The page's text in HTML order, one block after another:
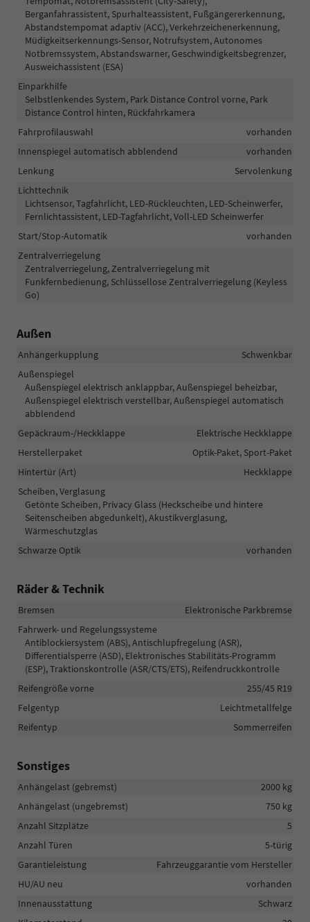
Berganfahrassistent, Spurhalteassistent, Fußgängererkennung,
Abstandstempomat adaptiv (ACC), Verkehrzeichenerkennung,
Müdigkeitserkennungs-Sensor, Notrufsystem, Autonomes
Notbremssystem, Abstandswarner, Geschwindigkeitsbegrenzer,
Ausweichassistent (ESA)
Einparkhilfe
Selbstlenkendes System, Park Distance Control vorne, Park
Distance Control hinten, Rückfahrkamera
Fahrprofilauswahl
vorhanden
Innenspiegel automatisch abblendend
vorhanden
Lenkung
Servolenkung
Lichttechnik
Lichtsensor, Tagfahrlicht, LED-Rückleuchten, LED-Scheinwerfer,
Fernlichtassistent, LED-Tagfahrlicht, Voll-LED Scheinwerfer
Start/Stop-Automatik
vorhanden
Zentralverriegelung
Zentralverriegelung, Zentralverriegelung mit
Funkfernbedienung, Schlüssellose Zentralverriegelung (Keyless
Go)
Außen
Anhängerkupplung
Schwenkbar
Außenspiegel
Außenspiegel elektrisch anklappbar, Außenspiegel beheizbar,
Außenspiegel elektrisch verstellbar, Außenspiegel automatisch
abblendend
Gepäckraum-/Heckklappe
Elektrische Heckklappe
Herstellerpaket
Optik-Paket, Sport-Paket
Hintertür (Art)
Heckklappe
Scheiben, Verglasung
Getönte Scheiben, Privacy Glass (Heckscheibe und hintere
Seitenscheiben abgedunkelt), Akustikverglasung,
Wärmeschutzglas
Schwarze Optik
vorhanden
Räder & Technik
Bremsen
Elektronische Parkbremse
Fahrwerk- und Regelungssysteme
Antiblockiersystem (ABS), Antischlupfregelung (ASR),
Differentialsperre (ASD), Elektronisches Stabilitäts-Programm
(ESP), Traktionskontrolle (ASR/CTS/ETS), Reifendruckkontrolle
Reifengröße vorne
255/45 R19
Felgentyp
Leichtmetallfelge
Reifentyp
Sommerreifen
Sonstiges
Anhängelast (gebremst)
2000 kg
Anhängelast (ungebremst)
750 kg
Anzahl Sitzplätze
5
Anzahl Türen
5-türig
Garantieleistung
Fahrzeuggarantie vom Hersteller
HU/AU neu
vorhanden
Innenausstattung
Schwarz